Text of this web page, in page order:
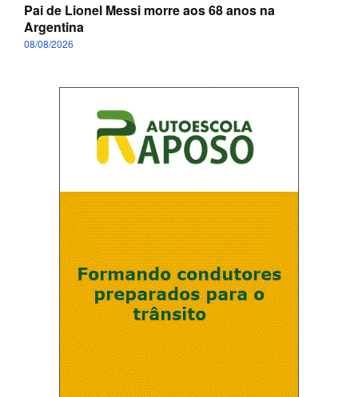
Pai de Lionel Messi morre aos 68 anos na
Argentina
08/08/2026